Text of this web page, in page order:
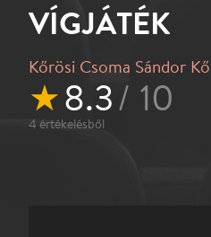
VÍGJÁTÉK
Kőrösi Csoma Sándor
★8.3/ 10
4 értékelésből